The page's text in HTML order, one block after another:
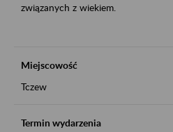
związanych z wiekiem.
Miejscowość
Tczew
Termin wydarzenia